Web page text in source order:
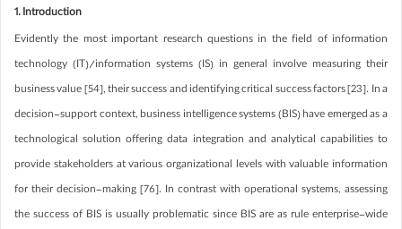
1. Introduction
Evidently the most important research questions in the field of information
technology (IT)/information systems (IS) in general involve measuring their
business value [54], their success and identifying critical success factors [23]. In a
decision-support context, business intelligence systems (BIS) have emerged as a
technological solution offering data integration and analytical capabilities to
provide stakeholders at various organizational levels with valuable information
for their decision-making [76]. In contrast with operational systems, assessing
the success of BIS is usually problematic since BIS are as rule enterprise-wide